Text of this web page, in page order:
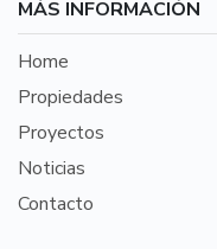
MÁS INFORMACIÓN
Home
Propiedades
Proyectos
Noticias
Contacto